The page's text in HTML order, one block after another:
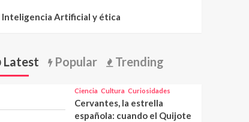
Inteligencia Artificial y ética
Latest Popular Trending
Ciencia Cultura Curiosidades
Cervantes, la estrella
española: cuando el Quijote